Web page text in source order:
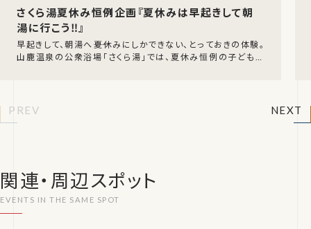
さくら湯夏休み恒例企画『夏休みは早起きして朝
湯に行こう‼』
早起きして、朝湯へ――夏休みにしかできない、とっておきの体験。
山鹿温泉の公衆浴場「さくら湯」では、夏休み恒例の子ども向
PREV NEXT
関連・周辺スポット